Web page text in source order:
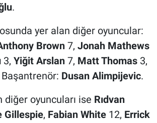
.
yer alan diğer oyuncular:
Brown7, Jonah Mathews
3, Yiğit Arslan7, Matt Thomas3,
Dusan Alimpijevic.
diğer oyuncuları ise Rıdvan
Gillespie, Fabian White12, Errick